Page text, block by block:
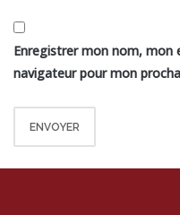
Enregistrer mon nom, mon
navigateur pour mon